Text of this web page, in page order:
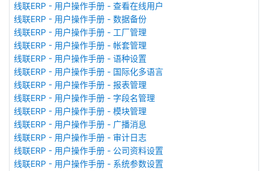
线联ERP - 用户操作手册 - 查看在线用户
线联ERP - 用户操作手册 - 数据备份
线联ERP - 用户操作手册 - 工厂管理
线联ERP - 用户操作手册 - 帐套管理
线联ERP - 用户操作手册 - 语种设置
线联ERP - 用户操作手册 - 国际化多语言
线联ERP - 用户操作手册 - 报表管理
线联ERP - 用户操作手册 - 字段名管理
线联ERP - 用户操作手册 - 模块管理
线联ERP - 用户操作手册 - 广播消息
线联ERP - 用户操作手册 - 审计日志
线联ERP - 用户操作手册 - 公司资料设置
线联ERP - 用户操作手册 - 系统参数设置